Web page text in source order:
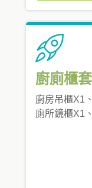
廚廁櫃
廚房吊櫃X1
廁所鏡櫃X1